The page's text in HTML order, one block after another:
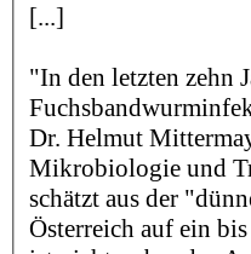
[...]
"In den letzten zehn
Dr. Helmut
Mikrobiologie und
schätzt aus der
Österreich auf ein